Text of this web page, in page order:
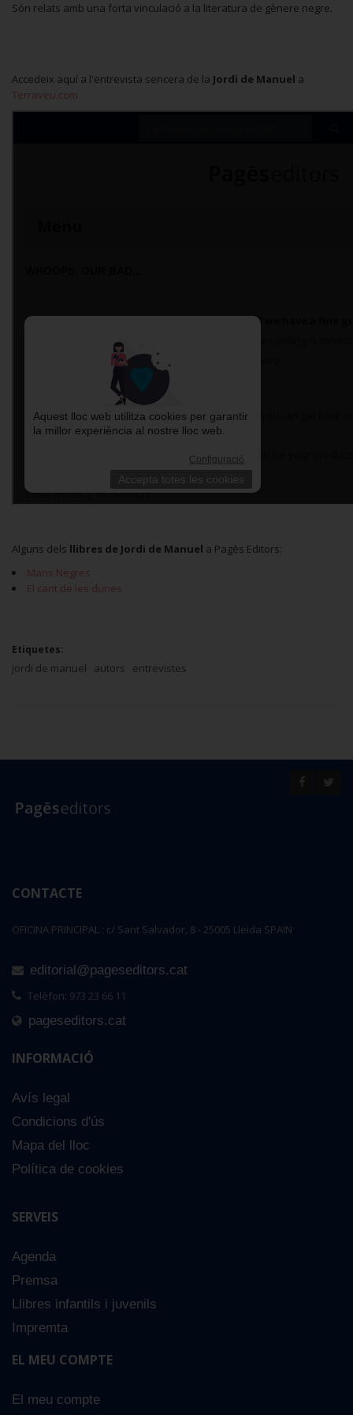
Són relats amb una forta vinculació a la literatura de gènere negre.
Accedeix aquí a l'entrevista sencera de la Jordi de Manuel a
Terraveu.com
Alguns dels llibres de Jordi de Manuel a Pagès Editors:
Mans Negres
El cant de les dunes
Etiquetes:
jordi de manuel autors entrevistes
CONTACTE
OFICINA PRINCIPAL : c/ Sant Salvador, 8 - 25005 Lleida SPAIN
editorial@pageseditors.cat
Telèfon: 973 23 66 11
pageseditors.cat
INFORMACIÓ
Avís legal
Condicions d'ús
Mapa del lloc
Política de cookies
SERVEIS
Agenda
Premsa
Llibres infantils i juvenils
Impremta
EL MEU COMPTE
El meu compte